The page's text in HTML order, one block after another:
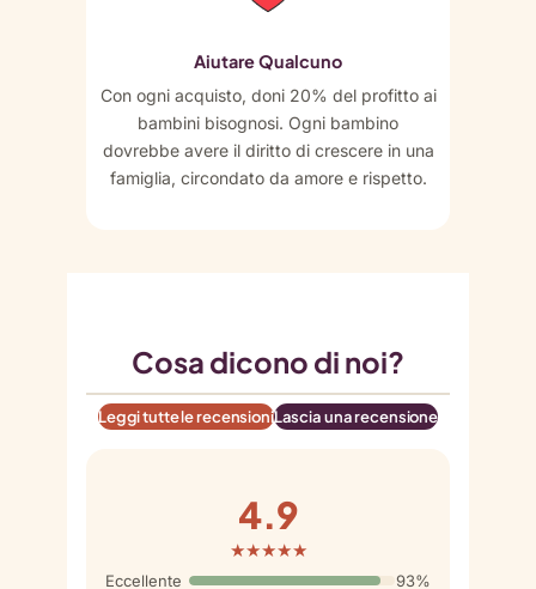
Aiutare Qualcuno
Con ogni acquisto, doni 20% del profitto ai
bambini bisognosi. Ogni bambino
dovrebbe avere il diritto di crescere in una
famiglia, circondato da amore e rispetto.
Cosa dicono di noi?
Leggi tutte le recensioniLascia una recensione
4.9
★★★★★
Eccellente
93%